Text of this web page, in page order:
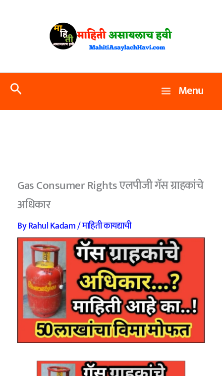
Search Menu
Gas Consumer Rights एलपीजी गॅस ग्राहकांचे
अधिकार
ByRahul Kadam/माहिती कायद्याची